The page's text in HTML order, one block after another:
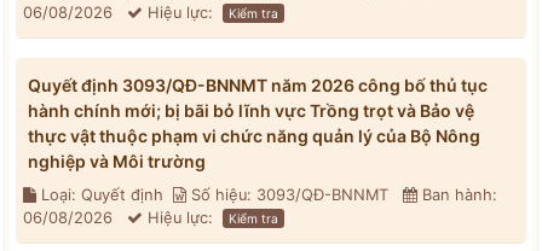
06/08/2026
Hiệu lực: Kiểm tra
Quyết định 3093/QĐ-BNNMT năm 2026 công bố thủ tục
hành chính mới; bị bãi bỏ lĩnh vực Trồng trọt và Bảo vệ
thực vật thuộc phạm vi chức năng quản lý của Bộ Nông
nghiệp và Môi trường
Loại: Quyết định Số hiệu: 3093/QĐ-BNNMT
Ban hành:
06/08/2026
Hiệu lực: Kiểm tra